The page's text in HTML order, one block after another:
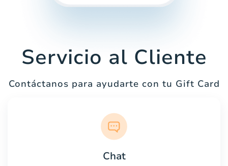
Servicio al Cliente
Contáctanos para ayudarte con tu Gift Card
Chat